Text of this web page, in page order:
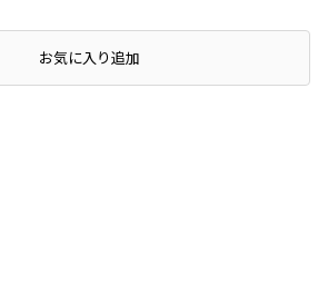
するお気に入り追加